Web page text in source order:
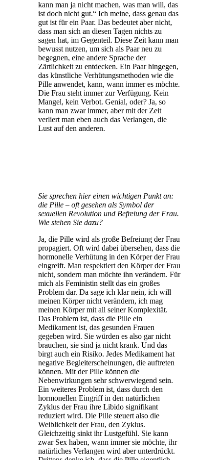
kann man ja nicht machen, was man will, das
ist doch nicht gut.“ Ich meine, dass genau das
gut ist für ein Paar. Das bedeutet aber nicht,
dass man sich an diesen Tagen nichts zu
sagen hat, im Gegenteil. Diese Zeit kann man
bewusst nutzen, um sich als Paar neu zu
begegnen, eine andere Sprache der
Zärtlichkeit zu entdecken. Ein Paar hingegen,
das künstliche Verhütungsmethoden wie die
Pille anwendet, kann, wann immer es möchte.
Die Frau steht immer zur Verfügung. Kein
Mangel, kein Verbot. Genial, oder? Ja, so
kann man zwar immer, aber mit der Zeit
verliert man eben auch das Verlangen, die
Lust auf den anderen.
Sie sprechen hier einen wichtigen Punkt an:
die Pille – oft gesehen als Symbol der
sexuellen Revolution und Befreiung der Frau.
Wie stehen Sie dazu?
Ja, die Pille wird als große Befreiung der Frau
propagiert. Oft wird dabei übersehen, dass die
hormonelle Verhütung in den Körper der Frau
eingreift. Man respektiert den Körper der Frau
nicht, sondern man möchte ihn verändern. Für
mich als Feministin stellt das ein großes
Problem dar. Da sage ich klar nein, ich will
meinen Körper nicht verändern, ich mag
meinen Körper mit all seiner Komplexität.
Das Problem ist, dass die Pille ein
Medikament ist, das gesunden Frauen
gegeben wird. Sie würden es also gar nicht
brauchen, sie sind ja nicht krank. Und das
birgt auch ein Risiko. Jedes Medikament hat
negative Begleiterscheinungen, die auftreten
können. Mit der Pille können die
Nebenwirkungen sehr schwerwiegend sein.
Ein weiteres Problem ist, dass durch den
hormonellen Eingriff in den natürlichen
Zyklus der Frau ihre Libido signifikant
reduziert wird. Die Pille steuert also die
Weiblichkeit der Frau, den Zyklus.
Gleichzeitig sinkt ihr Lustgefühl. Sie kann
zwar Sex haben, wann immer sie möchte, ihr
natürliches Verlangen wird aber unterdrückt.